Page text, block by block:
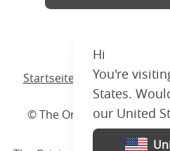
Startseite / Produkte /Bett
© The Original Bedstead
03662796 VAT
Hi
You're
States.
our United